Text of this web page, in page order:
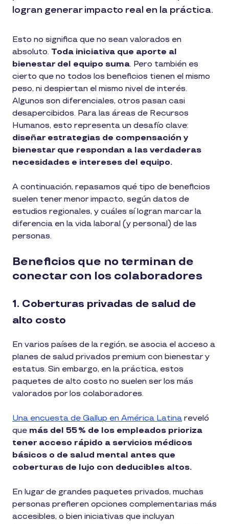
logran generar impacto real en la práctica.
Esto no significa que no sean valorados en
absoluto. Toda iniciativa que aporte al
bienestar del equipo suma. Pero también es
cierto que no todos los beneficios tienen el mismo
peso, ni despiertan el mismo nivel de interés.
Algunos son diferenciales, otros pasan casi
desapercibidos. Para las áreas de Recursos
Humanos, esto representa un desafío clave:
diseñar estrategias de compensación y
bienestar que respondan a las verdaderas
necesidades e intereses del equipo.
A continuación, repasamos qué tipo de beneficios
suelen tener menor impacto, según datos de
estudios regionales, y cuáles sí logran marcar la
diferencia en la vida laboral (y personal) de las
personas.
Beneficios que no terminan de
conectar con los colaboradores
1. Coberturas privadas de salud de
alto costo
En varios países de la región, se asocia el acceso a
planes de salud privados premium con bienestar y
estatus. Sin embargo, en la práctica, estos
paquetes de alto costo no suelen ser los más
valorados por los colaboradores.
Una encuesta de Gallup en América Latina reveló
que más del 55 % de los empleados prioriza
tener acceso rápido a servicios médicos
básicos o de salud mental antes que
coberturas de lujo con deducibles altos.
En lugar de grandes paquetes privados, muchas
personas prefieren opciones complementarias más
accesibles, o bien iniciativas que incluyan